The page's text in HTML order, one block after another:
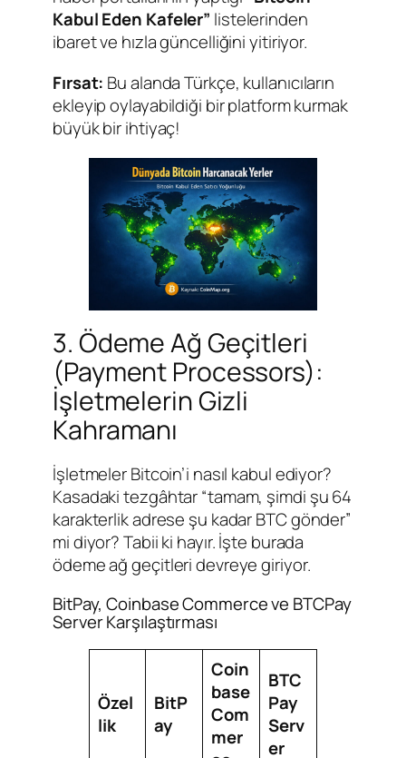
Kabul Eden Kafeler” listelerinden
ibaret ve hızla güncelliğini yitiriyor.
Fırsat: Bu alanda Türkçe, kullanıcıların
ekleyip oylayabildiği bir platform kurmak
büyük bir ihtiyaç!
3. Ödeme Ağ Geçitleri
(Payment Processors):
İşletmelerin Gizli
Kahramanı
İşletmeler Bitcoin’i nasıl kabul ediyor?
Kasadaki tezgâhtar “tamam, şimdi şu 64
karakterlik adrese şu kadar BTC gönder”
mi diyor? Tabii ki hayır. İşte burada
ödeme ağ geçitleri devreye giriyor.
BitPay, Coinbase Commerce ve BTCPay
Server Karşılaştırması
Özel
lik
BitP
ay
Coin
base
Com
mer
BTC
Pay
Serv
er